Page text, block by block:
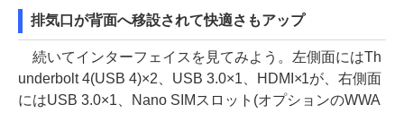
排気口が背面へ移設されて快適さもアップ
続いてインターフェイスを見てみよう。左側面にはTh
underbolt 4(USB 4)×2、USB 3.0×1、HDMI×1が、右側面
にはUSB 3.0×1、Nano SIMスロット(オプションのWWA